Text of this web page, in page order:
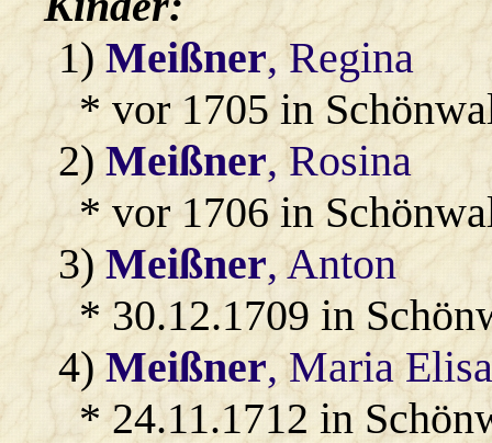
1)Meißner, Regina
* vor 1705 in
2)Meißner, Rosina
* vor 1706 in
3)Meißner, Anton
* 30.12.1709 in
4)Meißner, Maria
* 24.11.1712 in